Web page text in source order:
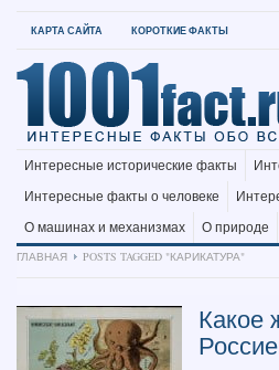
КАРТА САЙТА КОРОТКИЕ ФАКТЫ
Интересные исторические факты
Интересные факты о человеке
О машинах и механизмах
О природе
ГЛАВНАЯ
POSTS TAGGED "КАРИКАТУРА"
Какое